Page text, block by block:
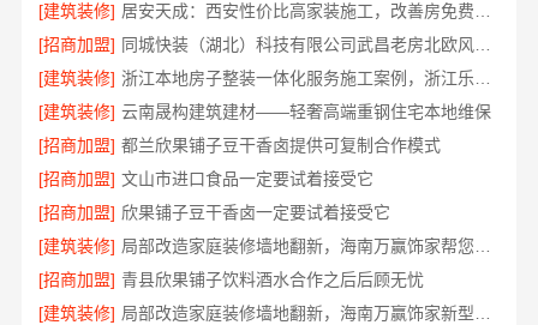
[建筑装修]
[招商加盟]
[建筑装修]
[建筑装修] 云南晟构建筑建材——轻奢高端重钢住宅本地维保
[招商加盟] 都兰欣果铺子豆干香卤提供可复制合作模式
[招商加盟] 文山市进口食品一定要试着接受它
[招商加盟] 欣果铺子豆干香卤一定要试着接受它
[建筑装修]
[招商加盟] 青县欣果铺子饮料酒水合作之后后顾无忧
[建筑装修]